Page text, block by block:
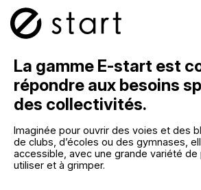
La gamme E-start est
répondre aux besoins
des collectivités.
Imaginée pour ouvrir des voies et des
de clubs, d’écoles ou des gymnases,
accessible, avec une grande variété de
utiliser et à grimper.